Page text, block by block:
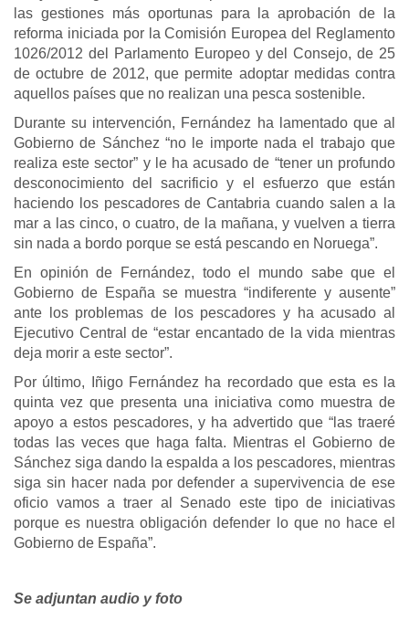
las gestiones más oportunas para la aprobación de la
reforma iniciada por la Comisión Europea del Reglamento
1026/2012 del Parlamento Europeo y del Consejo, de 25
de octubre de 2012, que permite adoptar medidas contra
aquellos países que no realizan una pesca sostenible.
Durante su intervención, Fernández ha lamentado que al
Gobierno de Sánchez “no le importe nada el trabajo que
realiza este sector” y le ha acusado de “tener un profundo
desconocimiento del sacrificio y el esfuerzo que están
haciendo los pescadores de Cantabria cuando salen a la
mar a las cinco, o cuatro, de la mañana, y vuelven a tierra
sin nada a bordo porque se está pescando en Noruega”.
En opinión de Fernández, todo el mundo sabe que el
Gobierno de España se muestra “indiferente y ausente”
ante los problemas de los pescadores y ha acusado al
Ejecutivo Central de “estar encantado de la vida mientras
deja morir a este sector”.
Por último, Iñigo Fernández ha recordado que esta es la
quinta vez que presenta una iniciativa como muestra de
apoyo a estos pescadores, y ha advertido que “las traeré
todas las veces que haga falta. Mientras el Gobierno de
Sánchez siga dando la espalda a los pescadores, mientras
siga sin hacer nada por defender a supervivencia de ese
oficio vamos a traer al Senado este tipo de iniciativas
porque es nuestra obligación defender lo que no hace el
Gobierno de España”.
Se adjuntan audio y foto